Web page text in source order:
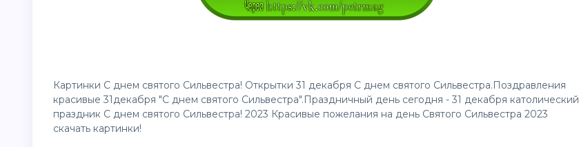
Картинки С днем святого Сильвестра! Открытки 31 декабря С днем святого Сильвестра.Поздравления
красивые 31декабря "С днем святого Сильвестра".Праздничный день сегодня - 31 декабря католический
праздник С днем святого Сильвестра! 2023 Красивые пожелания на день Святого Сильвестра 2023
скачать картинки!